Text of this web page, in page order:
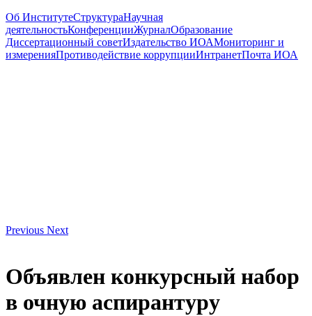
Об ИнститутеСтруктураНаучная
деятельностьКонференцииЖурналОбразование
Диссертационный советИздательство ИОАМониторинг и
измеренияПротиводействие коррупцииИнтранетПочта ИОА
Previous Next
Объявлен конкурсный набор
в очную аспирантуру